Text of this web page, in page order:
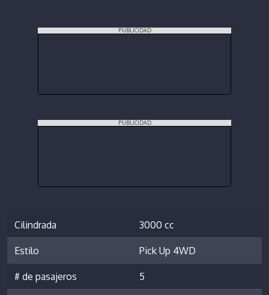
PUBLICIDAD
PUBLICIDAD
Cilindrada 3000 cc
Estilo Pick Up 4WD
# de pasajeros 5